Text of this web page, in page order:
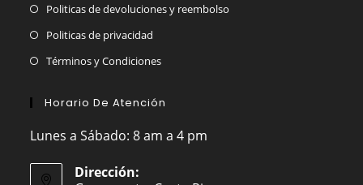
Politicas de devoluciones y reembolso
Politicas de privacidad
Términos y Condiciones
Horario De Atención
Lunes a Sábado: 8 am a 4 pm
Dirección: